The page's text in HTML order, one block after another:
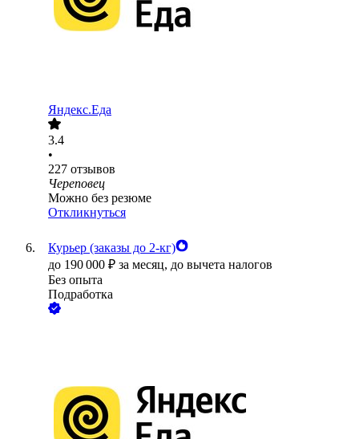
Яндекс.Еда
3.4
•
227 отзывов
Череповец
Можно без резюме
Откликнуться
Курьер (заказы до 2-кг)
до 190 000 ₽ за месяц, до вычета налогов
Без опыта
Подработка